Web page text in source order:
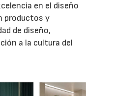
en el diseño
productos y
de diseño,
a la cultura del